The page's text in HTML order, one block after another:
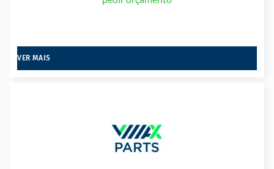
VER MAIS